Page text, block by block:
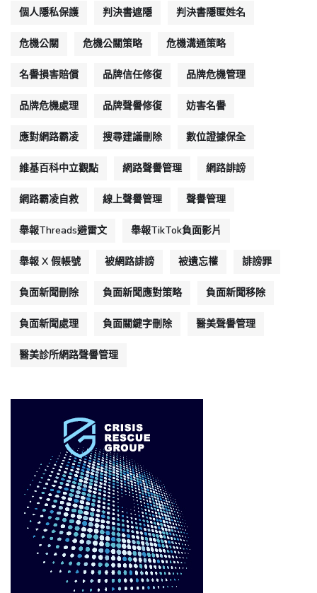
個人隱私保護 判決書遮隱 判決書隱匿姓名
危機公關 危機公關策略 危機溝通策略
名譽損害賠償 品牌信任修復 品牌危機管理
品牌危機處理 品牌聲譽修復 妨害名譽
應對網路霸凌 搜尋建議刪除 數位證據保全
維基百科中立觀點 網路聲譽管理 網路誹謗
網路霸凌自救 線上聲譽管理 聲譽管理
舉報Threads避雷文 舉報TikTok負面影片
舉報 X 假帳號 被網路誹謗 被遺忘權 誹謗罪
負面新聞刪除 負面新聞應對策略 負面新聞移除
負面新聞處理 負面關鍵字刪除 醫美聲譽管理
醫美診所網路聲譽管理